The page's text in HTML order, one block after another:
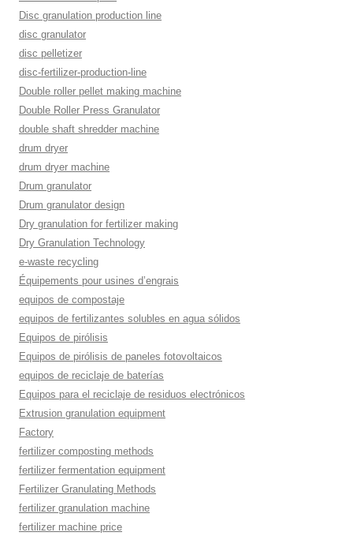
Disc granulation production line
disc granulator
disc pelletizer
disc-fertilizer-production-line
Double roller pellet making machine
Double Roller Press Granulator
double shaft shredder machine
drum dryer
drum dryer machine
Drum granulator
Drum granulator design
Dry granulation for fertilizer making
Dry Granulation Technology
e-waste recycling
Équipements pour usines d’engrais
equipos de compostaje
equipos de fertilizantes solubles en agua sólidos
Equipos de pirólisis
Equipos de pirólisis de paneles fotovoltaicos
equipos de reciclaje de baterías
Equipos para el reciclaje de residuos electrónicos
Extrusion granulation equipment
Factory
fertilizer composting methods
fertilizer fermentation equipment
Fertilizer Granulating Methods
fertilizer granulation machine
fertilizer machine price